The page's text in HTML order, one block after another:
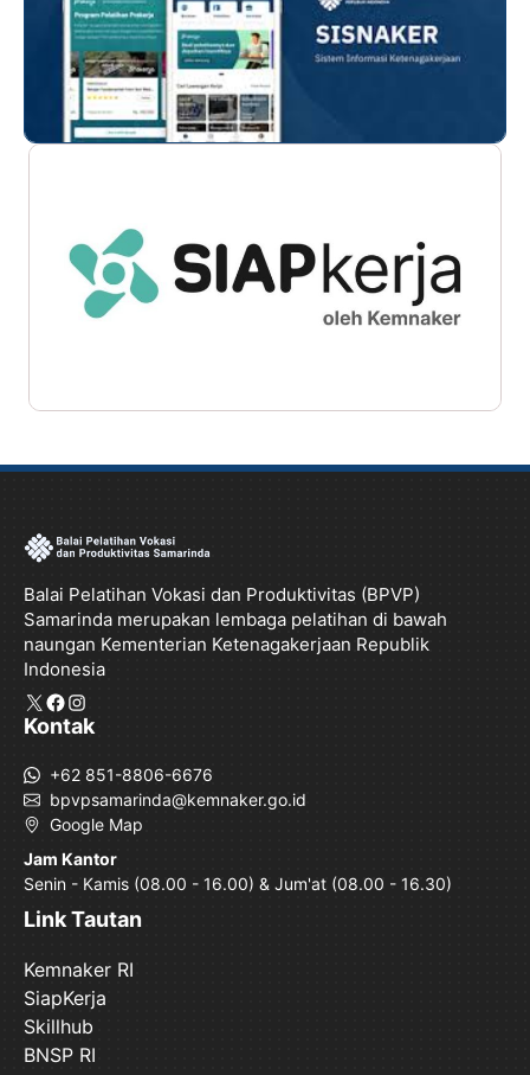
Balai Pelatihan Vokasi dan Produktivitas (BPVP)
Samarinda merupakan lembaga pelatihan di bawah
naungan Kementerian Ketenagakerjaan Republik
Indonesia
X Facebook
Instagram
Kontak
+62 851-8806-6676
bpvpsamarinda@kemnaker.go.id
Google Map
Jam Kantor
Senin - Kamis (08.00 - 16.00) & Jum'at (08.00 - 16.30)
Link Tautan
Kemnaker RI
SiapKerja
Skillhub
BNSP RI